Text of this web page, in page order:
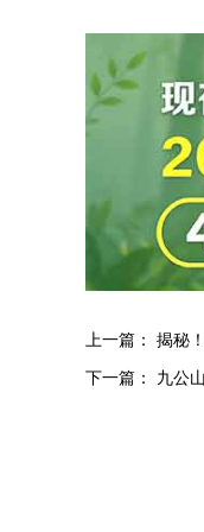
上一篇： 揭秘
下一篇： 九公